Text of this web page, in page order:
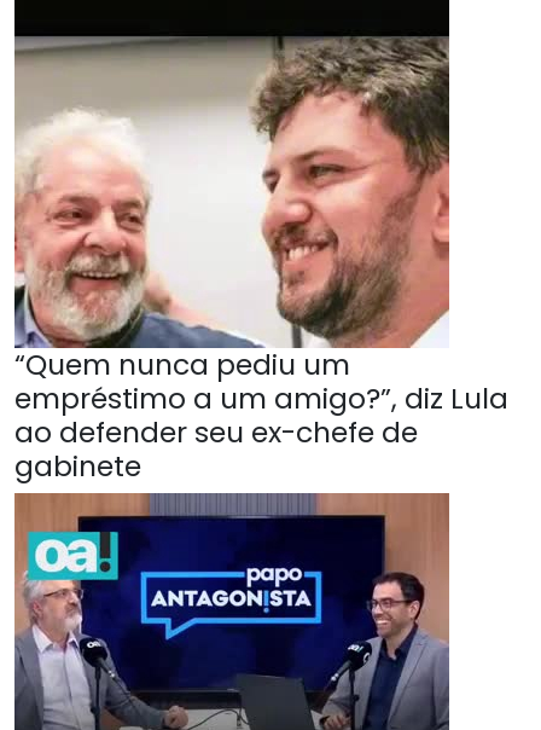
“Quem nunca pediu um
empréstimo a um amigo?”, diz Lula
ao defender seu ex-chefe de
gabinete